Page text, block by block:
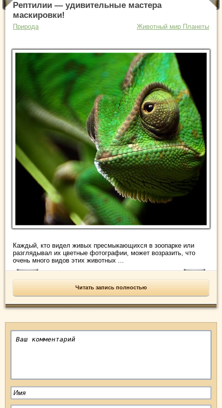
Рептилии — удивительные мастера
маскировки!
Природа Животный мир Планеты
Каждый, кто видел живых пресмыкающихся в зоопарке или
разглядывал их цветные фотографии, может возразить, что
очень много видов этих животных ...
Читать запись полностью